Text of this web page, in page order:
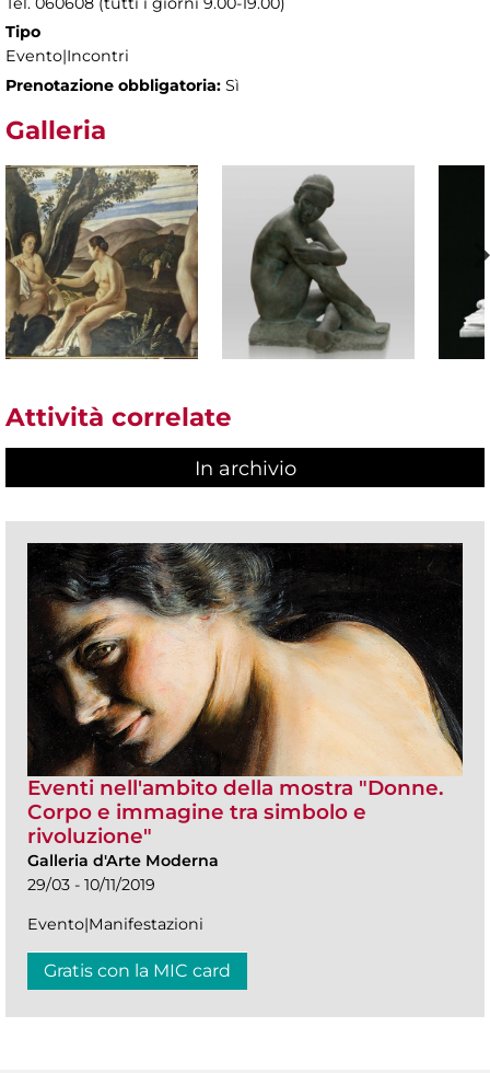
Tipo
Evento|Incontri
Prenotazione obbligatoria: Sì
Galleria
Attività correlate
In archivio
Eventi nell'ambito della mostra "Donne.
Corpo e immagine tra simbolo e
rivoluzione"
Galleria d'Arte Moderna
29/03 - 10/11/2019
Evento|Manifestazioni
Gratis con la MIC card